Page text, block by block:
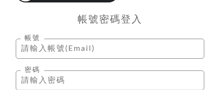
帳號密碼登入
帳號
密碼